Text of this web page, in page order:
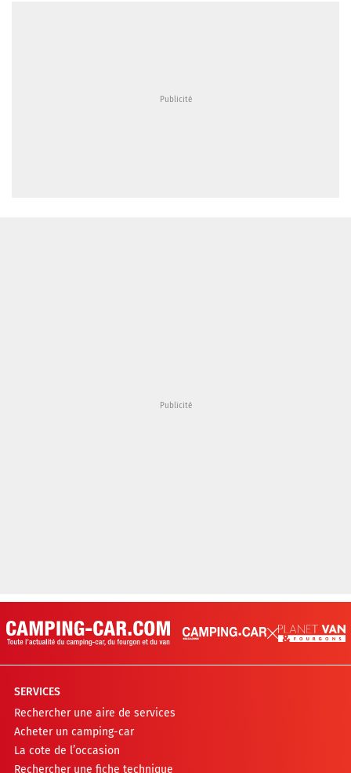
SERVICES
Rechercher une aire de services
Acheter un camping-car
La cote de l’occasion
Rechercher une fiche technique